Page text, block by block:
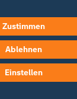
findest du in
Zustimmen
Ablehnen
Einstellen